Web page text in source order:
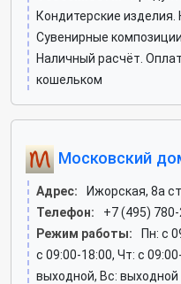
Кондитерские изделия.
Сувенирные
Наличный расчёт.
кошельком
Московский
Адрес:
Ижорская, 8а
Телефон:
+7 (495)
Режим работы:
Пн: c
c 09:00-18:00, Чт: c
выходной, Вс: выходной